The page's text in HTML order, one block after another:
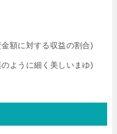
額に対する収益の割合)
ように細く美しいまゆ)